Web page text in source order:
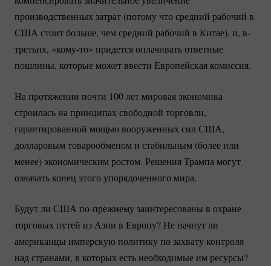
производственных затрат (потому что средний рабочий в
США стоит больше, чем средний рабочий в Китае), и, в-
третьих, «кому-то» придется оплачивать ответные
пошлины, которые может ввести Европейская комиссия.
На протяжении почти 100 лет мировая экономика
строилась на принципах свободной торговли,
гарантированной мощью вооруженных сил США,
долларовым товарообменом и стабильным (более или
менее) экономическим ростом. Решения Трампа могут
означать конец этого упорядоченного мира.
Будут ли США по-прежнему заинтересованы в охране
торговых путей из Азии в Европу? Не начнут ли
американцы имперскую политику по захвату контроля
над странами, в которых есть необходимые им ресурсы?